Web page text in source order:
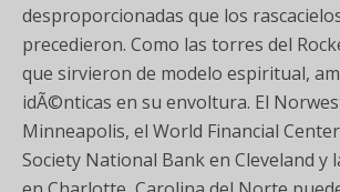
desproporcionadas que los
precedieron. Como las torres del
que sirvieron de modelo espiritual,
idÃ©nticas en su envoltura. El
Minneapolis, el World Financial
Society National Bank en Cleveland y